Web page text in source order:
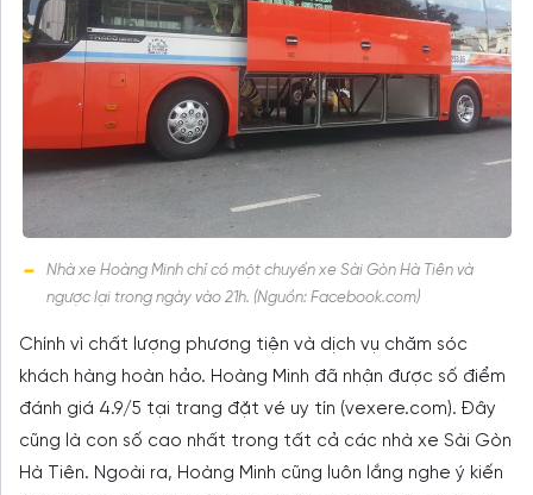
Nhà xe Hoàng Minh chỉ có một chuyến xe Sài Gòn Hà Tiên và
ngược lại trong ngày vào 21h. (Nguồn: Facebook.com)
Chính vì chất lượng phương tiện và dịch vụ chăm sóc
khách hàng hoàn hảo. Hoàng Minh đã nhận được số điểm
đánh giá 4.9/5 tại trang đặt vé uy tín (vexere.com). Đây
cũng là con số cao nhất trong tất cả các nhà xe Sài Gòn
Hà Tiên. Ngoài ra, Hoàng Minh cũng luôn lắng nghe ý kiến